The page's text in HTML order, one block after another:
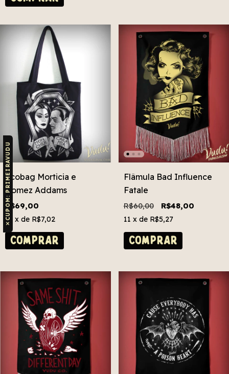
Ecobag Morticia e
Gomez Addams
R$69,00
12 x de R$7,02
Flâmula Bad Influence
Fatale
R$60,00 R$48,00
11 x de R$5,27
COMPRAR
✕
CUPOM: PRIMEIRAVUDU